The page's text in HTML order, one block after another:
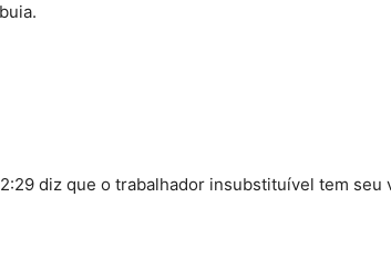
.
diz que o trabalhador insubstituível tem seu